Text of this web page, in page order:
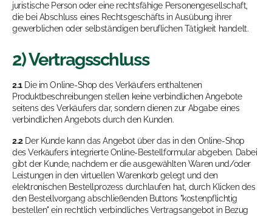
juristische Person oder eine rechtsfähige Personengesellschaft,
die bei Abschluss eines Rechtsgeschäfts in Ausübung ihrer
gewerblichen oder selbständigen beruflichen Tätigkeit handelt.
2) Vertragsschluss
2.1Die im Online-Shop des Verkäufers enthaltenen
Produktbeschreibungen stellen keine verbindlichen Angebote
seitens des Verkäufers dar, sondern dienen zur Abgabe eines
verbindlichen Angebots durch den Kunden.
2.2Der Kunde kann das Angebot über das in den Online-Shop
des Verkäufers integrierte Online-Bestellformular abgeben. Dabei
gibt der Kunde, nachdem er die ausgewählten Waren und/oder
Leistungen in den virtuellen Warenkorb gelegt und den
elektronischen Bestellprozess durchlaufen hat, durch Klicken des
den Bestellvorgang abschließenden Buttons "kostenpflichtig
bestellen" ein rechtlich verbindliches Vertragsangebot in Bezug